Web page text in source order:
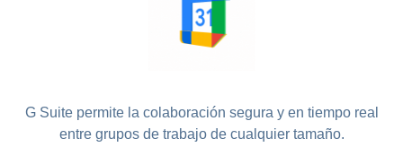
G Suite permite la colaboración segura y en tiempo real
entre grupos de trabajo de cualquier tamaño.